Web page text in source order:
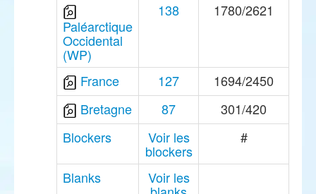
Paléarctique
Occidental
(WP)
138 1780/2621
France 127
1694/2450
Bretagne
87
301/420
Blockers
Voir les
blockers
#
Blanks Voir les